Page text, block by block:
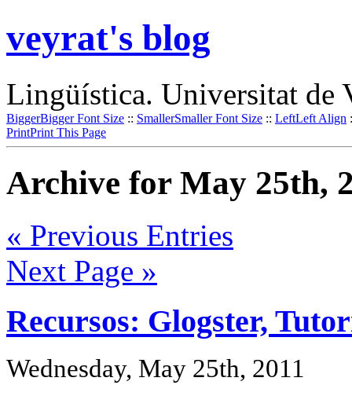
veyrat's blog
Lingüística. Universitat de
BiggerBigger Font Size :: SmallerSmaller Font Size :: LeftLeft Align
PrintPrint This Page
Archive for May 25th,
« Previous Entries
Next Page »
Recursos: Glogster,
Wednesday, May 25th, 2011